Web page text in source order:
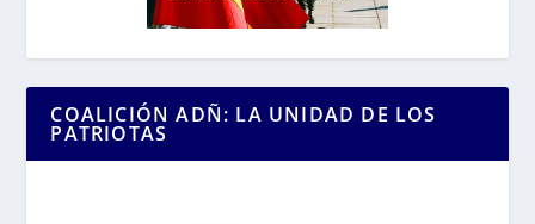
COALICIÓN ADÑ: LA UNIDAD DE LOS
PATRIOTAS